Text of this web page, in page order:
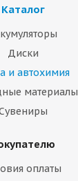
Каталог
Диски
и автохимия
материалы
оплаты